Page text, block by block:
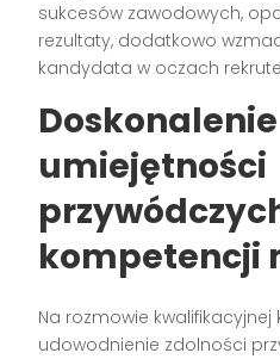
sukcesów zawodowych,
rezultaty, dodatkowo
kandydata w oczach
Doskonalenie
umiejętności
kompetencji
Na rozmowie kwalifikacyjnej
udowodnienie zdolności